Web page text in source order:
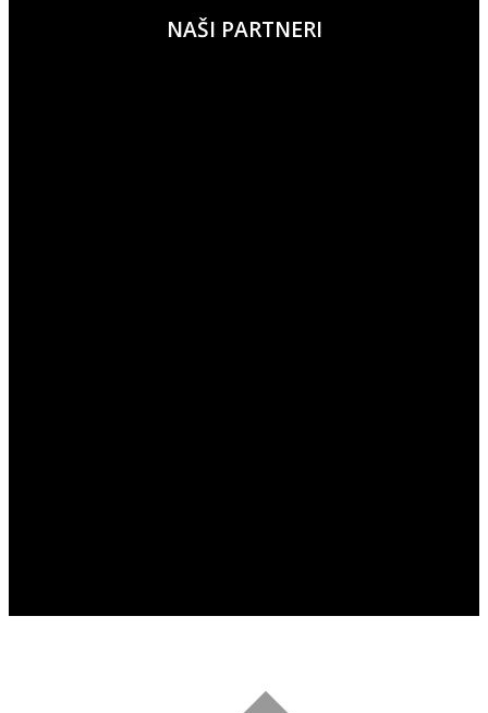
NAŠI PARTNERI